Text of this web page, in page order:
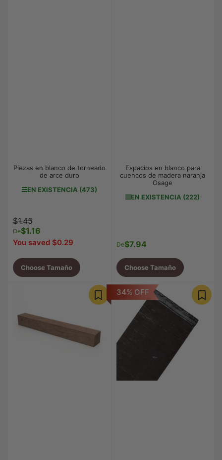
Piezas en blanco de torneado
de arce duro
EN EXISTENCIA (473)
Precio
regular
$1.45
de
venta
De$1.16
You saved $0.29
Choose Tamaño
Espacios en blanco para
cuencos de madera naranja
Osage
EN EXISTENCIA (222)
Precio
regular
De$7.94
Choose Tamaño
34% OFF